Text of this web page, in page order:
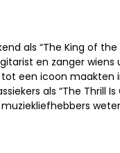
als “The King of the
en zanger wiens
een icoon maakten
als “The Thrill Is